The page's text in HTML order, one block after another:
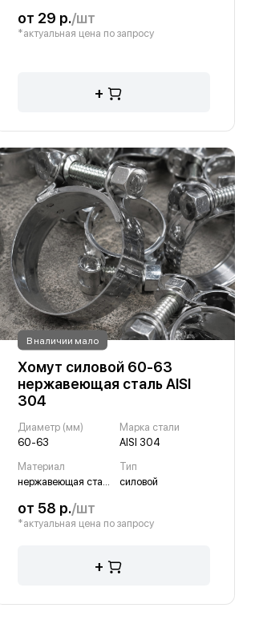
от 29 р./шт
*актуальная цена по запросу
+
В наличии мало
Хомут силовой 60-63
нержавеющая сталь AISI
304
Диаметр (мм)
60-63
Марка стали
AISI 304
Материал
нержавеющая сталь
Тип
силовой
от 58 р./шт
*актуальная цена по запросу
+